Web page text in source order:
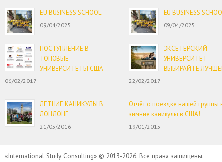
EU BUSINESS SCHOOL
09/04/2025
ПОСТУПЛЕНИЕ В
ТОПОВЫЕ
УНИВЕРСИТЕТЫ США
06/02/2017
ЛЕТНИЕ КАНИКУЛЫ В
ЛОНДОНЕ
21/05/2016
EU BUSINESS
09/04/2025
ЭКСЕТЕРСКИЙ
УНИВЕРСИТЕТ –
ВЫБИРАЙТЕ
22/02/2017
Отчёт о поездке нашей группы
зимние каникулы в США!
19/01/2015
«International Study Consulting» © 2013-2026. Все права защищены.